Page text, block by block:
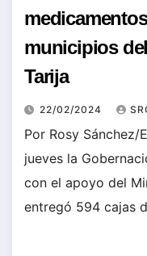
municipios
Tarija
22/02/2024
Por Rosy Sánchez/
jueves la
con el apoyo del
entregó 594 cajas